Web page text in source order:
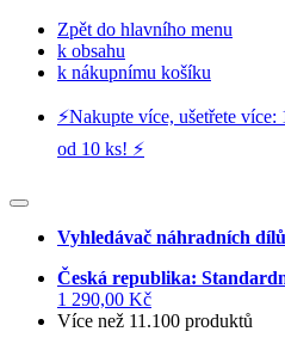
Zpět do hlavního menu
k obsahu
k nákupnímu košíku
⚡️Nakupte více, ušetřete
od 10 ks! ⚡️
Vyhledávač náhradních dílů
Česká republika:
1 290,00 Kč
Více než 11.100 produktů